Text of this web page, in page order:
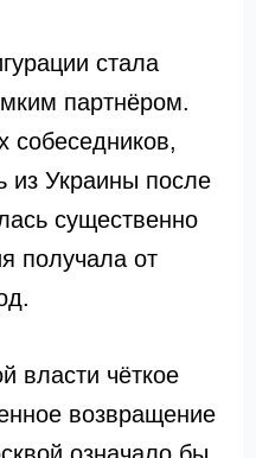
стала
партнёром.
собеседников,
из Украины после
существенно
получала от
власти чёткое
возвращение